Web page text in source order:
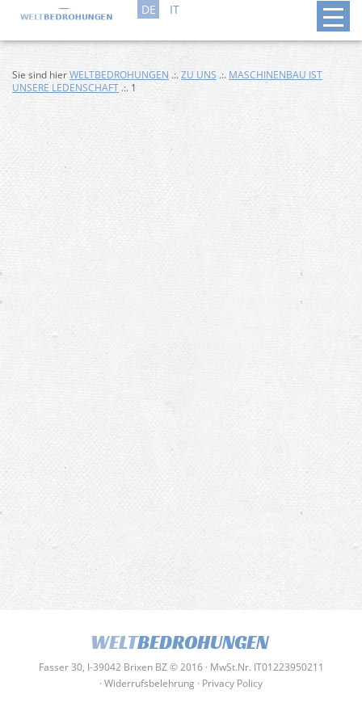
DE IT
Sie sind hierWELTBEDROHUNGEN .:.ZU UNS .:. MASCHINENBAU IST
UNSERE LEDENSCHAFT .:. 1
WELTBEDROHUNGEN
Fasser 30, I-39042 Brixen BZ © 2016 · MwSt.Nr. IT01223950211
· Widerrufsbelehrung · Privacy Policy